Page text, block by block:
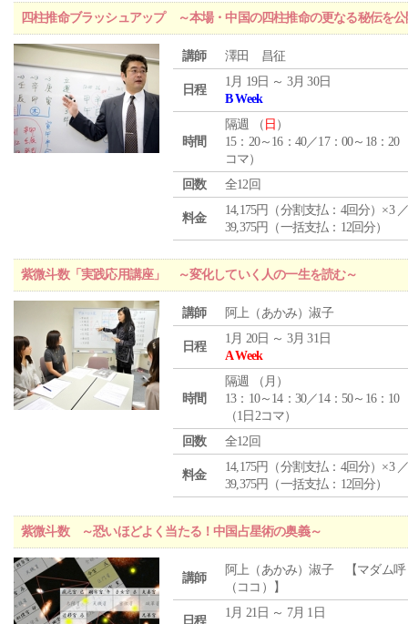
四柱推命ブラッシュアップ ～本場・中国の四柱推命の更なる秘伝を
講師 澤田 昌征
日程
1月 19日 ～ 3月 30日
B Week
時間
隔週 （ 日 ）
15：20～16：40／17：00～18：20
コマ）
回数
全12回
料金
14,175円（分割支払：4回分）×3
39,375円（一括支払：12回分）
紫微斗数「実践応用講座」 ～変化していく人の一生を読む～
講師 阿上（あかみ）淑子
日程
1月 20日 ～ 3月 31日
A Week
時間
隔週 （ 月 ）
13：10～14：30／14：50～16：10
（1日2コマ）
回数
全12回
料金
14,175円（分割支払：4回分）×3
39,375円（一括支払：12回分）
紫微斗数 ～恐いほどよく当たる！中国占星術の奥義～
講師
阿上（あかみ）淑子 【マダム呼
（ココ）】
日程
1月 21日 ～ 7月 1日